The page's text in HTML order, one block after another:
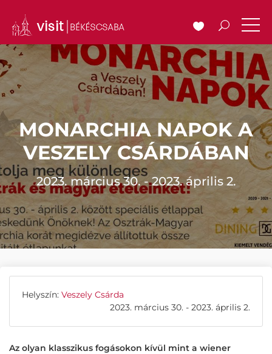
MONARCHIA NAPOK A
VESZELY CSÁRDÁBAN
2023. március 30. - 2023. április 2.
Helyszín: Veszely Csárda
2023. március 30. - 2023. április 2.
Az olyan klasszikus fogásokon kívül mint a wiener